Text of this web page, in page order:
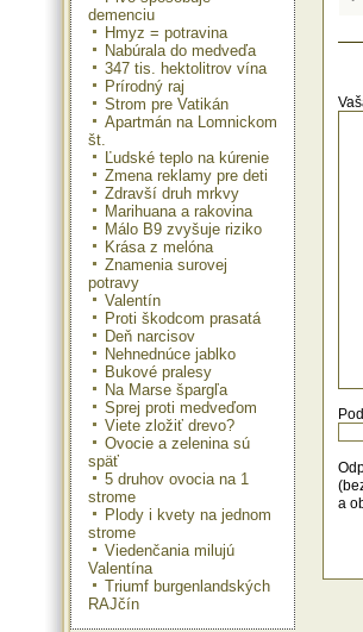
demenciu
Hmyz = potravina
Nabúrala do medveďa
347 tis. hektolitrov vína
Prírodný raj
Strom pre Vatikán
Apartmán na Lomnickom
št.
Ľudské teplo na kúrenie
Zmena reklamy pre deti
Zdravší druh mrkvy
Marihuana a rakovina
Málo B9 zvyšuje riziko
Krása z melóna
Znamenia surovej
potravy
Valentín
Proti škodcom prasatá
Deň narcisov
Nehnednúce jablko
Bukové pralesy
Na Marse špargľa
Sprej proti medveďom
Viete zložiť drevo?
Ovocie a zelenina sú
späť
5 druhov ovocia na 1
strome
Plody i kvety na jednom
strome
Viedenčania milujú
Valentína
Triumf burgenlandských
RAJčín
a